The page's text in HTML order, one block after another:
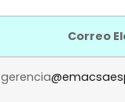
Correo
gerencia